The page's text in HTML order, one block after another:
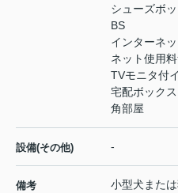
シューズボ
BS
インターネ
ネット使用
TVモニタ付
宅配ボックス
角部屋
設備(その他) -
備考
小型犬また